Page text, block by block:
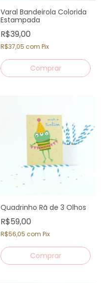
Varal Bandeirola Colorida
Estampada
R$39,00
R$37,05 com Pix
Quadrinho Rã de 3 Olhos
R$59,00
R$56,05 com Pix